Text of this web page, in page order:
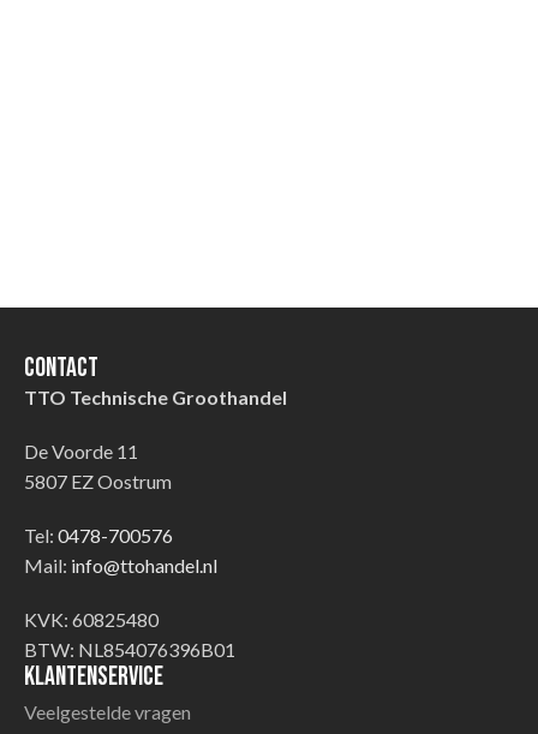
Contact
TTO Technische Groothandel
De Voorde 11
5807 EZ Oostrum
Tel: 0478-700576
Mail: info@ttohandel.nl
KVK: 60825480
BTW: NL854076396B01
Klantenservice
Veelgestelde vragen